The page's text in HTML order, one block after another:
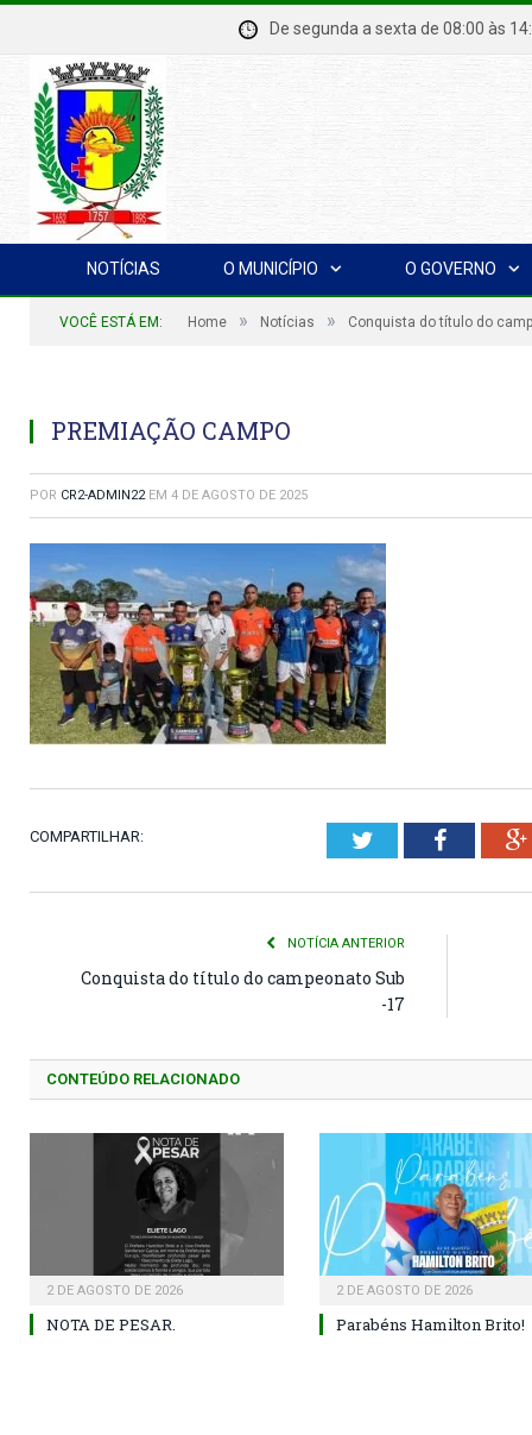
De segunda a sexta de 08:00
NOTÍCIAS O MUNICÍPIO O GOVERNO
VOCÊ ESTÁ EM: Home » Notícias » Conquista do título do
PREMIAÇÃO CAMPO
POR CR2-ADMIN22 EM 4 DE AGOSTO DE 2025
COMPARTILHAR: Twitter
NOTÍCIA ANTERIOR
Conquista do título do campeonato Sub
-17
CONTEÚDO RELACIONADO
2 DE AGOSTO DE 2026
NOTA DE PESAR.
2 DE AGOSTO DE 2026
Parabéns Hamilton Brito!